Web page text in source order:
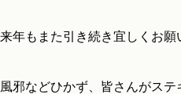
来年もまた引き続き宜しくお願
風邪などひかず、皆さんがス